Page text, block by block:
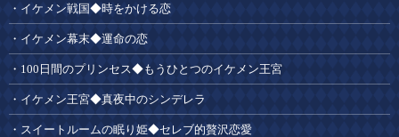
イケメン戦国◆時をかける恋
イケメン幕末◆運命の恋
100日間のプリンセス◆もうひとつのイケメン王宮
イケメン王宮◆真夜中のシンデレラ
スイートルームの眠り姫◆セレブ的贅沢恋愛